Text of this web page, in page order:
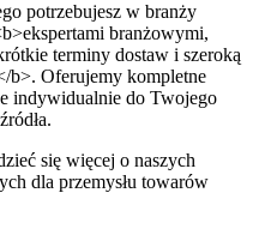
potrzebujesz w branży
branżowymi,
terminy dostaw i szeroką
b>. Oferujemy kompletne
indywidualnie do Twojego
się więcej o naszych
dla przemysłu towarów